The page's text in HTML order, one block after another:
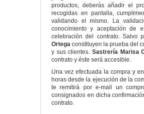
productos, deberás añadir el
recogidas en pantalla,
validando el mismo. La
conocimiento y aceptación de
celebración del contrato. Salvo
Ortega constituyen la prueba del
y sus clientes. Sastrería Marisa
contrato y éste será accesible.
Una vez efectuada la compra y
horas desde la ejecución de la
te remitirá por e-mail un
consignados en dicha
contrato.